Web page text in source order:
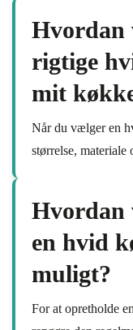
Hvordan
rigtige
mit
Når du vælger en
størrelse,
Hvordan
en hvid
muligt?
For at opretholde